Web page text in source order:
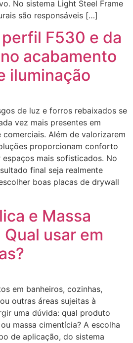
No sistema Light Steel Frame
são responsáveis […]
F530 e da
acabamento
iluminação
de luz e forros rebaixados se
vez mais presentes em
Além de valorizarem
proporcionam conforto
mais sofisticados. No
final seja realmente
boas placas de drywall
e Massa
usar em
em banheiros, cozinhas,
outras áreas sujeitas à
uma dúvida: qual produto
massa cimentícia? A escolha
de aplicação, do sistema